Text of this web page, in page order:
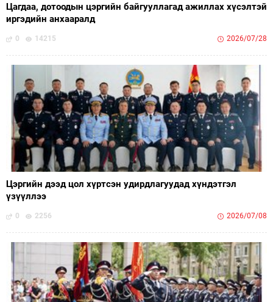
Цагдаа, дотоодын цэргийн байгууллагад ажиллах хүсэлтэй
иргэдийн анхааралд
0 14215 2026/07/28
Цэргийн дээд цол хүртсэн удирдлагуудад хүндэтгэл
үзүүллээ
0 2256 2026/07/08